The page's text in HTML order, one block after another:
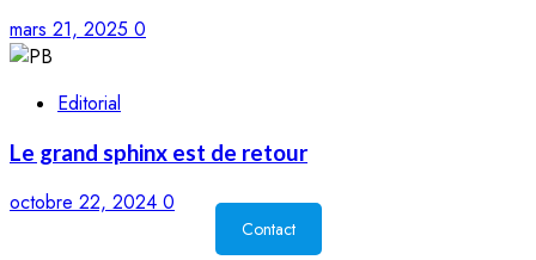
mars 21, 2025 0
Editorial
Le grand sphinx est de retour
octobre 22, 2024 0
Contact